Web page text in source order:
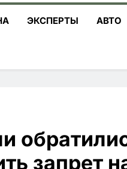
ЭКСПЕРТЫ АВТО
запрет